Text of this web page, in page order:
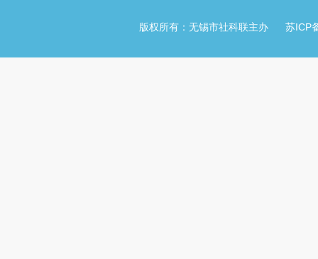
版权所有：无锡市社科联主办 苏ICP